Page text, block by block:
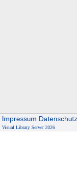
Impressum Datenschutz
Visual Library Server 2026